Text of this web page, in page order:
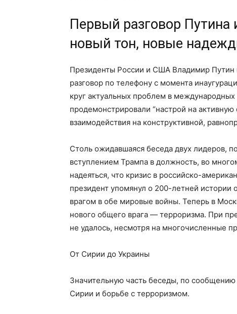
Первый разговор Путина
новый тон, новые
Президенты России и США Владимир Путин
разговор по телефону с момента
круг актуальных проблем в
продемонстрировали “настрой на
взаимодействия на конструктивной,
Столь ожидавшаяся беседа двух лидеров,
вступлением Трампа в должность, во
надеяться, что кризис в российско-
президент упомянул о 200-летней
врагом в обе мировые войны. Теперь в
нового общего врага — терроризма. При
не удалось, несмотря на многочисленные
От Сирии до Украины
Значительную часть беседы, по
Сирии и борьбе с терроризмом.